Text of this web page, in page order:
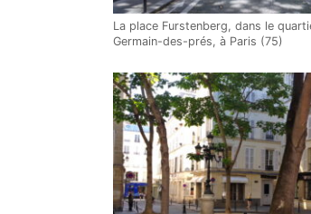
La place Furstenberg, dans le
Germain-des-prés, à Paris (75)